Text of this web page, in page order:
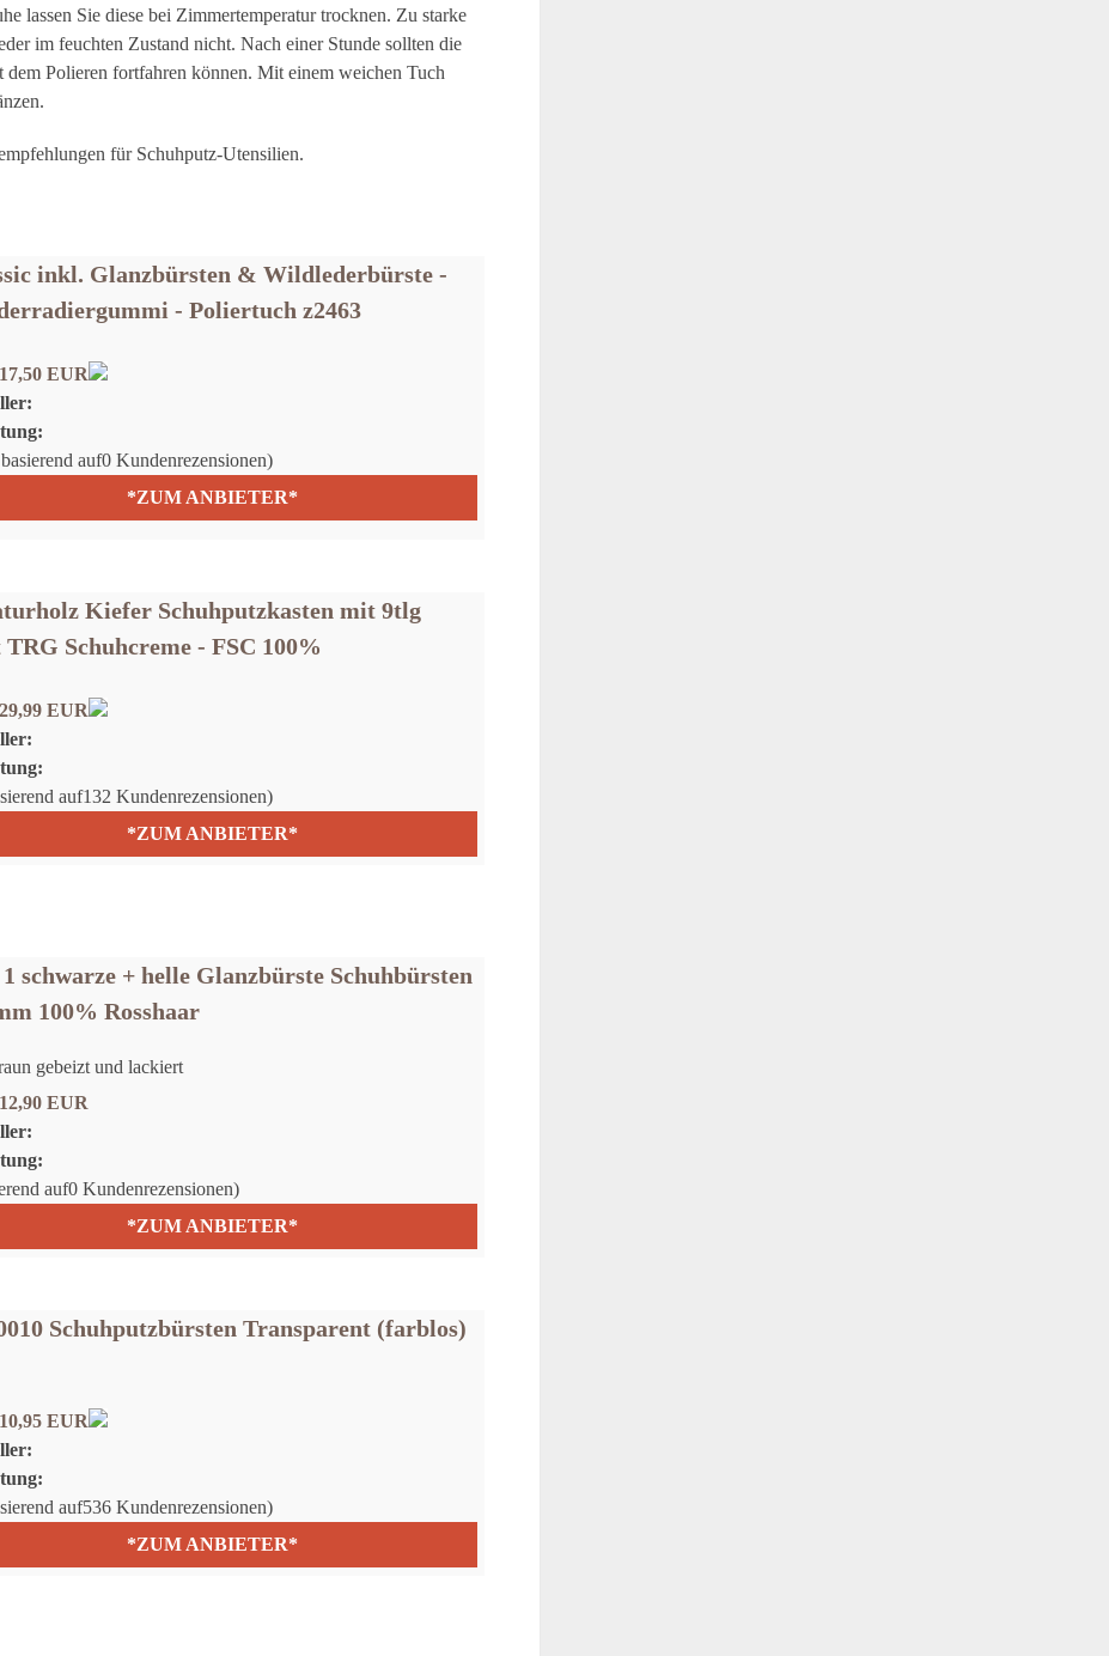
lassen Sie diese bei Zimmertemperatur trocknen. Zu starke
im feuchten Zustand nicht. Nach einer Stunde sollten die
dem Polieren fortfahren können. Mit einem weichen Tuch
für Schuhputz-Utensilien.
inkl. Glanzbürsten & Wildlederbürste -
- Poliertuch z2463
17,50 EUR
auf0 Kundenrezensionen)
*ZUM ANBIETER*
Kiefer Schuhputzkasten mit 9tlg
TRG Schuhcreme - FSC 100%
29,99 EUR
auf132 Kundenrezensionen)
*ZUM ANBIETER*
schwarze + helle Glanzbürste Schuhbürsten
100% Rosshaar
gebeizt und lackiert
12,90 EUR
auf0 Kundenrezensionen)
*ZUM ANBIETER*
Schuhputzbürsten Transparent (farblos)
10,95 EUR
auf536 Kundenrezensionen)
*ZUM ANBIETER*